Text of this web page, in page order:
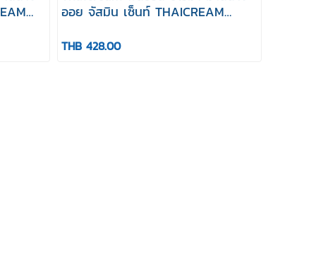
ออย จัสมิน เซ็นท์ THAICREAM
JASMINE SCENT
THB 428.00